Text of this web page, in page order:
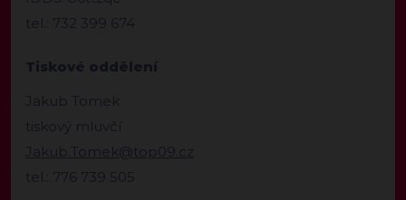
tel.: 732 399 674
Tiskové oddělení
Jakub Tomek
tiskový mluvčí
Jakub.Tomek@top09.cz
tel.: 776 739 505